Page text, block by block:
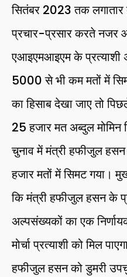
सितंबर 2023 तक लगातार
प्रचार-प्रसार करते नजर
एआइएमआइएम के प्रत्याशी
5000 से भी कम मतों में
का हिसाब देखा जाए तो
25 हजार मत अब्दुल
चुनाव में मंत्री हफीजुल
हजार मतों में सिमट गया।
कि मंत्री हफीजुल हसन के
अल्पसंख्यकों का एक
मोर्चा प्रत्याशी को मिल
हफीजुल हसन को डुमरी